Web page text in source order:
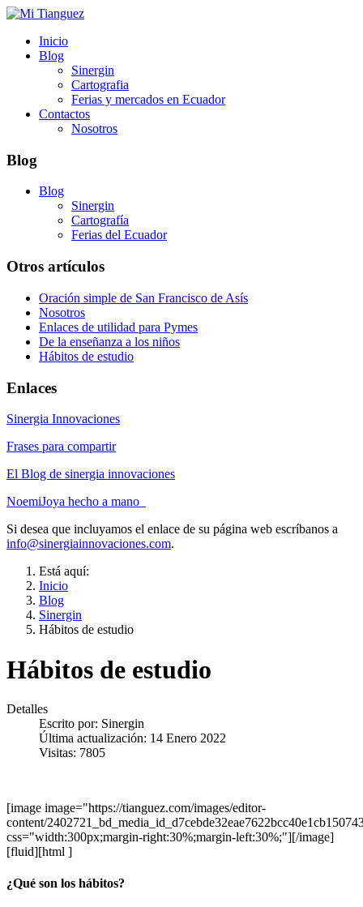
Inicio
Blog
Sinergin
Cartografia
Ferias y mercados en Ecuador
Contactos
Nosotros
Blog
Blog
Sinergin
Cartografía
Ferias del Ecuador
Otros artículos
Oración simple de San Francisco de Asís
Nosotros
Enlaces de utilidad para Pymes
De la enseñanza a los niños
Hábitos de estudio
Enlaces
Sinergia Innovaciones
Frases para compartir
El Blog de sinergia innovaciones
NoemiJoya hecho a mano
Si desea que incluyamos el enlace de su página web escríbanos a
info@sinergiainnovaciones.com.
Está aquí:
Inicio
Blog
Sinergin
Hábitos de estudio
Hábitos de estudio
Detalles
Escrito por: Sinergin
Última actualización: 14 Enero 2022
Visitas: 7805
[image image="https://tianguez.com/images/editor-
content/
css="width:300px;margin-right:30%;margin-left:30%;"][/image]
[fluid][html ]
¿Qué son los hábitos?